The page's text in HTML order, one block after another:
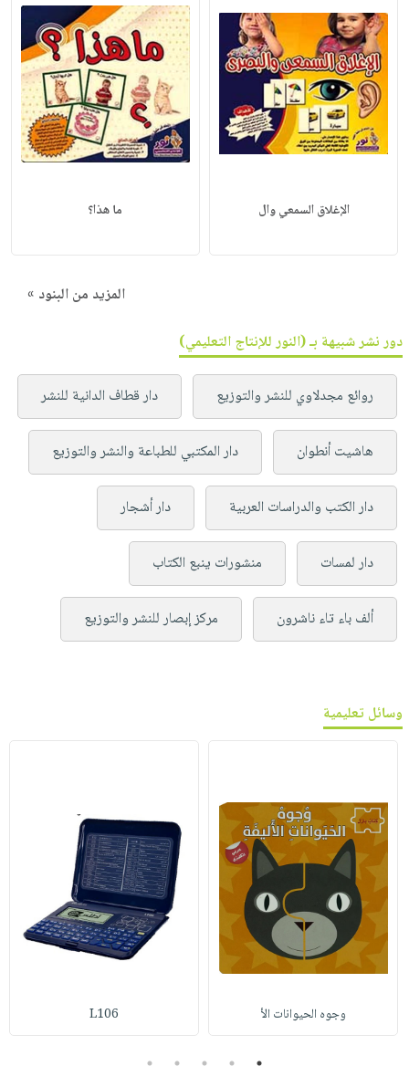
الإغلاق السمعي وال ما هذا؟
المزيد من البنود »
دور نشر شبيهة بـ (النور للإنتاج التعليمي)
روائع مجدلاوي للنشر والتوزيع دار قطاف الدانية للنشر
هاشيت أنطوان دار المكتبي للطباعة والنشر والتوزيع
دار الكتب والدراسات العربية دار أشجار
دار لمسات منشورات ينبع الكتاب
ألف باء تاء ناشرون مركز إبصار للنشر والتوزيع
وسائل تعليمية
وجوه الحيوانات الأ L106
1
2
3
4
5